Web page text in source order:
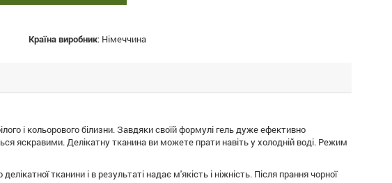
Країна виробник: Німеччина
і кольорового білизни. Завдяки своїй формулі гель дуже ефективно
яскравими. Делікатну тканина ви можете прати навіть у холодній воді. Режим
тканини і в результаті надає м'якість і ніжність. Після прання чорної